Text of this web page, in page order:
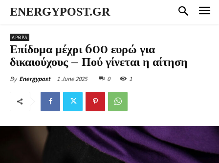
ENERGYPOST.GR
ΆΡΘΡΑ
Επίδομα μέχρι 600 ευρώ για
δικαιούχους – Πού γίνεται η αίτηση
By Energypost 1 June 2025 0 1